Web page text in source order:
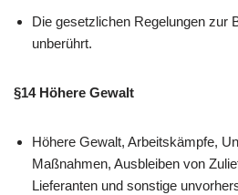
Die gesetzlichen Regelungen zur
unberührt.
§14 Höhere Gewalt
Höhere Gewalt, Arbeitskämpfe,
Maßnahmen, Ausbleiben von
Lieferanten und sonstige